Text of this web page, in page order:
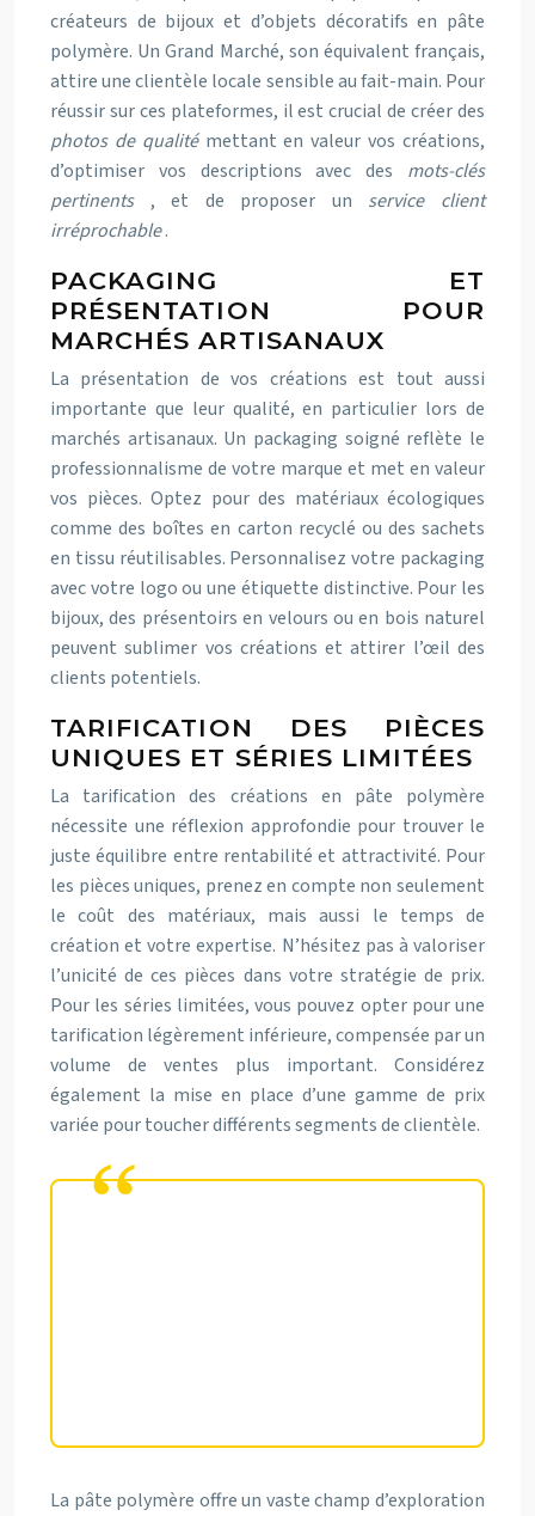
créateurs de bijoux et d’objets décoratifs en pâte
polymère. Un Grand Marché, son équivalent français,
attire une clientèle locale sensible au fait-main. Pour
réussir sur ces plateformes, il est crucial de créer des
photos de qualité mettant en valeur vos créations,
d’optimiser vos descriptions avec des mots-clés
pertinents , et de proposer un service client
irréprochable.
PACKAGING ET
PRÉSENTATION POUR
MARCHÉS ARTISANAUX
La présentation de vos créations est tout aussi
importante que leur qualité, en particulier lors de
marchés artisanaux. Un packaging soigné reflète le
professionnalisme de votre marque et met en valeur
vos pièces. Optez pour des matériaux écologiques
comme des boîtes en carton recyclé ou des sachets
en tissu réutilisables. Personnalisez votre packaging
avec votre logo ou une étiquette distinctive. Pour les
bijoux, des présentoirs en velours ou en bois naturel
peuvent sublimer vos créations et attirer l’œil des
clients potentiels.
TARIFICATION DES PIÈCES
UNIQUES ET SÉRIES LIMITÉES
La tarification des créations en pâte polymère
nécessite une réflexion approfondie pour trouver le
juste équilibre entre rentabilité et attractivité. Pour
les pièces uniques, prenez en compte non seulement
le coût des matériaux, mais aussi le temps de
création et votre expertise. N’hésitez pas à valoriser
l’unicité de ces pièces dans votre stratégie de prix.
Pour les séries limitées, vous pouvez opter pour une
tarification légèrement inférieure, compensée par un
volume de ventes plus important. Considérez
également la mise en place d’une gamme de prix
variée pour toucher différents segments de clientèle.
La pâte polymère offre un vaste champ d’exploration